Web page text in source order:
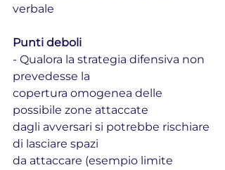
verbale
Punti deboli
- Qualora la strategia difensiva non
prevedesse la
copertura omogenea delle
possibile zone attaccate
dagli avversari si potrebbe rischiare
di lasciare spazi
da attaccare (esempio limite